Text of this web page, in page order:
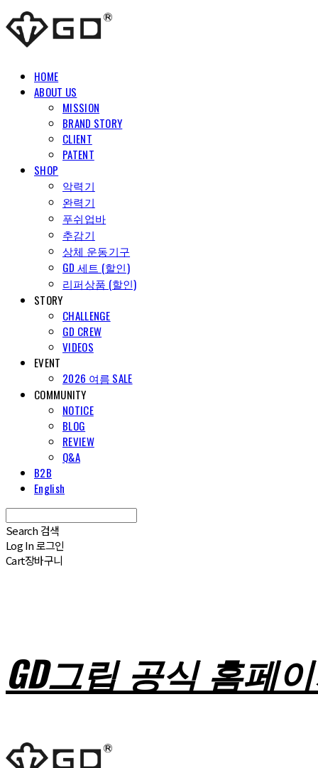
HOME
ABOUT US
MISSION
BRAND STORY
CLIENT
PATENT
SHOP
악력기
완력기
푸쉬업바
추감기
상체 운동기구
GD 세트 (할인)
리퍼상품 (할인)
STORY
CHALLENGE
GD CREW
VIDEOS
EVENT
2026 여름 SALE
COMMUNITY
NOTICE
BLOG
REVIEW
Q&A
B2B
English
Search 검색
Log In로그인
Cart장바구니
GD그립 공식 홈페